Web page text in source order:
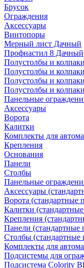
Брусок
Ограждения
Аксессуары
Винтопоры
Мерный лист Дачный
Профнастил 8 Дачный
Полустолбы и колпаки
Полустолбы и
Полустолбы и
Полустолбы и
Панельные
Аксессуары
Ворота
Калитки
Комплекты для
Крепления
Основания
Панели
Столбы
Панельные
Аксессуары
Ворота (стандартные
Калитки (стандартные
Крепления
Панели (стандартные
Столбы (стандартные
Комплекты для
Подсистемы для
Подсистема Colority